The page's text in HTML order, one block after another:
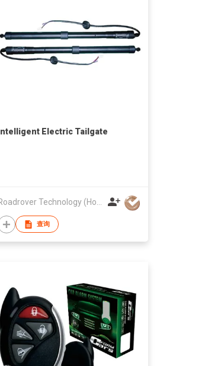
Intelligent Electric Tailgate
查询